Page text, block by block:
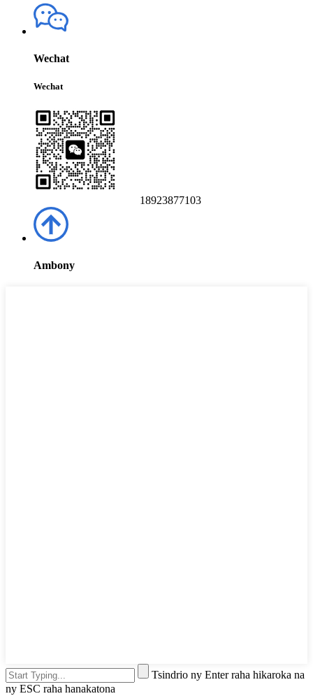
Wechat
Wechat
18923877103
Ambony
Tsindrio ny Enter raha hikaroka na
ny ESC raha hanakatona